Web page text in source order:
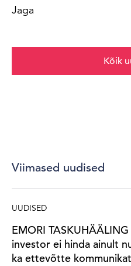
Jaga
Kõik
Viimased uudised
UUDISED
EMORI
investor ei hinda ainult
ka ettevõtte